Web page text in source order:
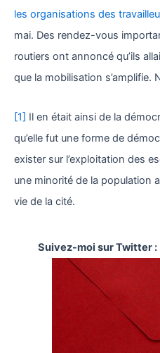
les organisations des
mai. Des rendez-vous
routiers ont annoncé qu’ils
que la mobilisation s’amplifie.
[1] Il en était ainsi de la
qu’elle fut une forme de
exister sur l’exploitation des
une minorité de la population
vie de la cité.
Suivez-moi sur Twitter :